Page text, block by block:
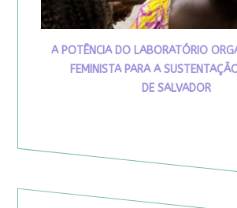
A POTÊNCIA DO LABORATÓRIO
FEMINISTA PARA A
DE SALVADOR